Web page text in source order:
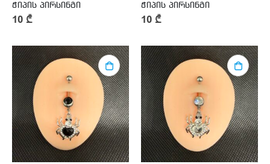
ჭიპის პირსინგი
10 ₾
ჭიპის პირსინგი
10 ₾